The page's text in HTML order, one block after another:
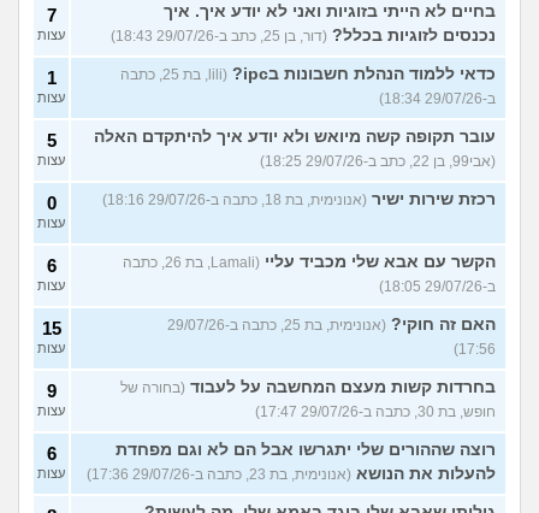
בחיים לא הייתי בזוגיות ואני לא יודע איך. איך
נכנסים לזוגיות בכלל? (דור, בן 25, כתב ב-29/07/26 18:43)
7
עצות
כדאי ללמוד הנהלת חשבונות בipc?
(lili, בת 25, כתבה
ב-29/07/26 18:34)
1
עצות
עובר תקופה קשה מיואש ולא יודע איך להיתקדם האלה
(אבי99, בן 22, כתב ב-29/07/26 18:25)
5
עצות
רכזת שירות ישיר (אנונימית, בת 18, כתבה ב-29/07/26 18:16) 0
עצות
הקשר עם אבא שלי מכביד עליי
(Lamali, בת 26, כתבה
ב-29/07/26 18:05)
6
עצות
האם זה חוקי?
(אנונימית, בת 25, כתבה ב-29/07/26
17:56)
15
עצות
בחרדות קשות מעצם המחשבה על לעבוד (בחורה של
חופש, בת 30, כתבה ב-29/07/26 17:47)
9
עצות
רוצה שההורים שלי יתגרשו אבל הם לא וגם מפחדת
להעלות את הנושא (אנונימית, בת 23, כתבה ב-29/07/26 17:36)
6
עצות